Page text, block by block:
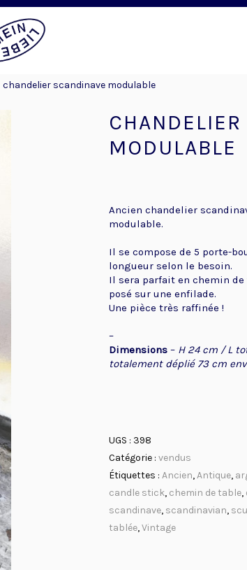
chandelier scandinave modulable
MODULABLE
Ancien chandelier
modulable.
Il se compose de 5 porte-
longueur selon le besoin.
Il sera parfait en chemin
posé sur une enfilade.
Une pièce très raffinée !
–
Dimensions – H 24 cm / L
totalement déplié 73 cm
UGS : 398
Catégorie : vendus
Étiquettes : Ancien,Antique,
candle stick, chemin de table,
scandinave, scandinavian,
tablée,Vintage